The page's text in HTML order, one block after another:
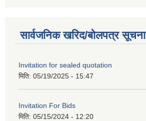
सार्वजनिक खरिद/बोलपत्र सूचना
Invitation for sealed quotation
मिति: 05/19/2025 - 15:47
Invitation For Bids
मिति: 05/15/2024 - 12:20